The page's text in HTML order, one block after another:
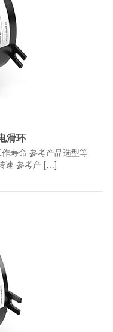
滑环
寿命 参考产品选型等
速 参考产 […]